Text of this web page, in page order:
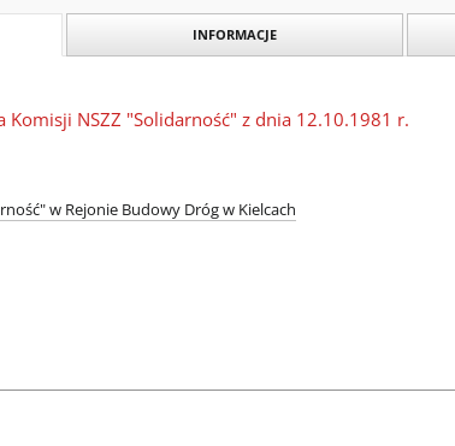
INFORMACJE
Komisji NSZZ "Solidarność" z dnia 12.10.1981 r.
w Rejonie Budowy Dróg w Kielcach